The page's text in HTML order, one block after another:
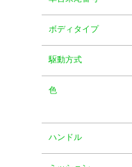
ボディタイプ
駆動方式
⾊
ハンドル